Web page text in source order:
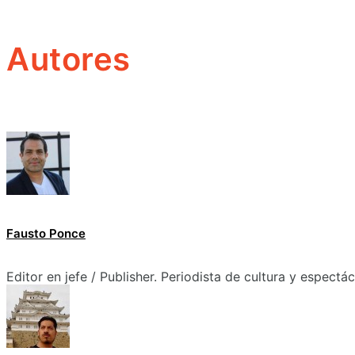
Autores
Fausto Ponce
Editor en jefe / Publisher. Periodista de cultura y